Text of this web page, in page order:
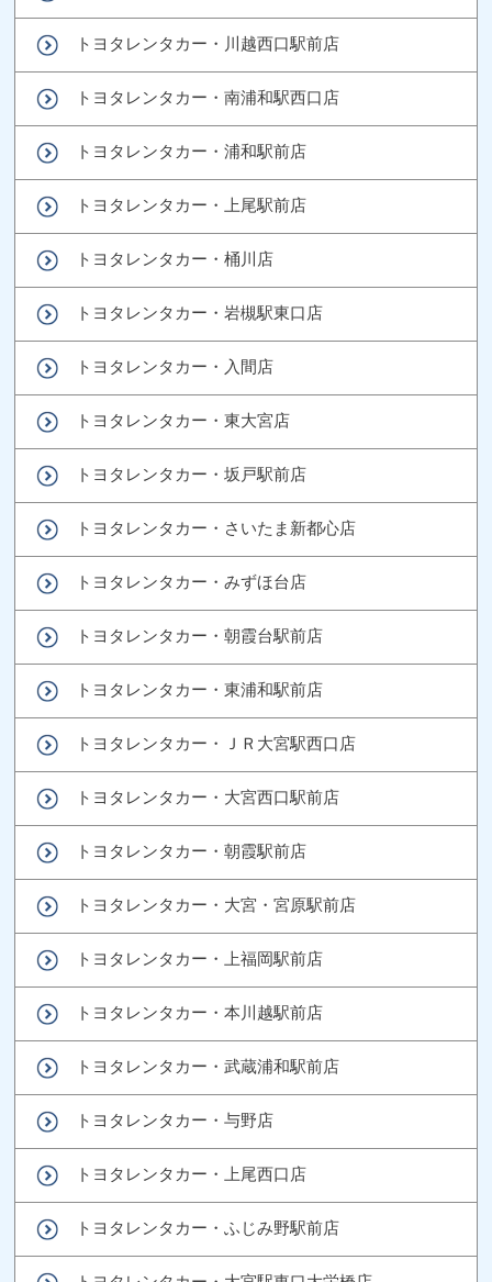
トヨタレンタカー・川越西口駅前店
トヨタレンタカー・南浦和駅西口店
トヨタレンタカー・浦和駅前店
トヨタレンタカー・上尾駅前店
トヨタレンタカー・桶川店
トヨタレンタカー・岩槻駅東口店
トヨタレンタカー・入間店
トヨタレンタカー・東大宮店
トヨタレンタカー・坂戸駅前店
トヨタレンタカー・さいたま新都心店
トヨタレンタカー・みずほ台店
トヨタレンタカー・朝霞台駅前店
トヨタレンタカー・東浦和駅前店
トヨタレンタカー・ＪＲ大宮駅西口店
トヨタレンタカー・大宮西口駅前店
トヨタレンタカー・朝霞駅前店
トヨタレンタカー・大宮・宮原駅前店
トヨタレンタカー・上福岡駅前店
トヨタレンタカー・本川越駅前店
トヨタレンタカー・武蔵浦和駅前店
トヨタレンタカー・与野店
トヨタレンタカー・上尾西口店
トヨタレンタカー・ふじみ野駅前店